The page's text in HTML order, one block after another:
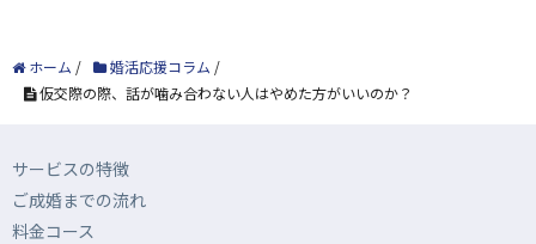
ホーム / 婚活応援コラム /
仮交際の際、話が噛み合わない人はやめた方がいいのか？
サービスの特徴
ご成婚までの流れ
料金コース